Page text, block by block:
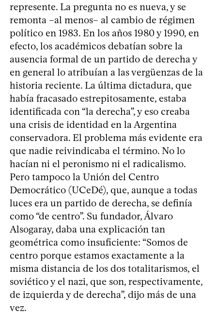
represente. La pregunta no es nueva, y se
remonta –al menos– al cambio de régimen
político en 1983. En los años 1980 y 1990, en
efecto, los académicos debatían sobre la
ausencia formal de un partido de derecha y
en general lo atribuían a las vergüenzas de la
historia reciente. La última dictadura, que
había fracasado estrepitosamente, estaba
identificada con “la derecha”, y eso creaba
una crisis de identidad en la Argentina
conservadora. El problema más evidente era
que nadie reivindicaba el término. No lo
hacían ni el peronismo ni el radicalismo.
Pero tampoco la Unión del Centro
Democrático (UCeDé), que, aunque a todas
luces era un partido de derecha, se definía
como “de centro”. Su fundador, Álvaro
Alsogaray, daba una explicación tan
geométrica como insuficiente: “Somos de
centro porque estamos exactamente a la
misma distancia de los dos totalitarismos, el
soviético y el nazi, que son, respectivamente,
de izquierda y de derecha”, dijo más de una
vez.